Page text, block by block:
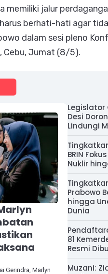
memiliki jalur
berhati-hati agar
dalam sesi pleno
Cebu, Jumat (8/5).
Gerindra, Marlyn
Legislator
Desi
Lindungi
BRIN
Nuklir
Prabowo
hingga
Dunia
81
Resmi
Muzani: